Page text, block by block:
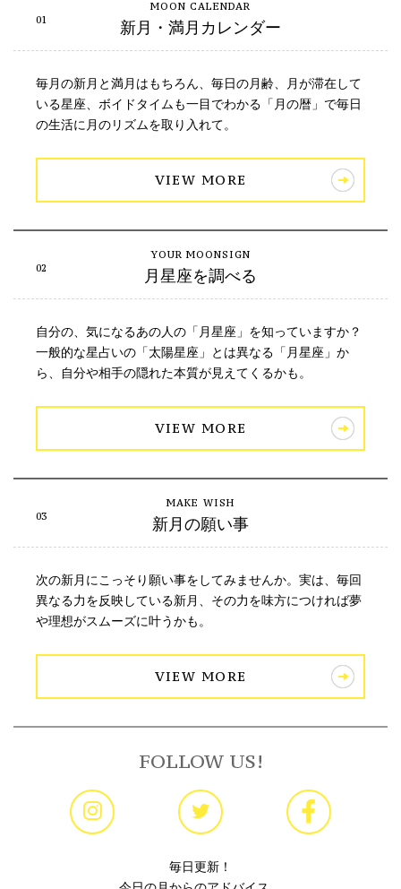
新月・満月カレンダー
毎月の新月と満月はもちろん、毎日の月齢、月が滞在して
いる星座、ボイドタイムも一目でわかる「月の暦」で毎日
の生活に月のリズムを取り入れて。
VIEW MORE
月星座を調べる
自分の、気になるあの人の「月星座」を知っていますか？
一般的な星占いの「太陽星座」とは異なる「月星座」か
ら、自分や相手の隠れた本質が見えてくるかも。
VIEW MORE
新月の願い事
次の新月にこっそり願い事をしてみませんか。実は、毎回
異なる力を反映している新月、その力を味方につければ夢
や理想がスムーズに叶うかも。
VIEW MORE
FOLLOW US!
毎日更新！